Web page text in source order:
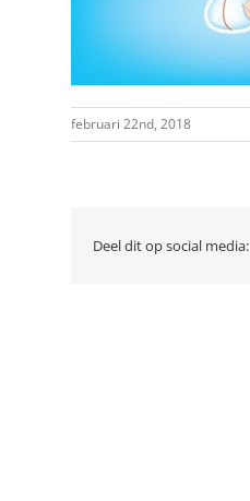
februari 22nd, 2018
Deel dit op social media: